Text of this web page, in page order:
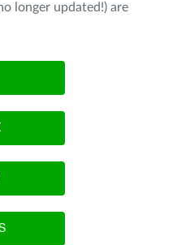
longer updated!) are